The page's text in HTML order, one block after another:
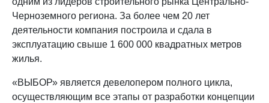
Черноземного региона. За более чем 20 лет
деятельности компания построила и сдала в
эксплуатацию свыше 1 600 000 квадратных метров
жилья.
«ВЫБОР» является девелопером полного цикла,
осуществляющим все этапы от разработки концепции